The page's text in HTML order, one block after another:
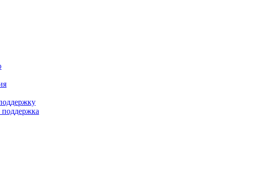
поддержка